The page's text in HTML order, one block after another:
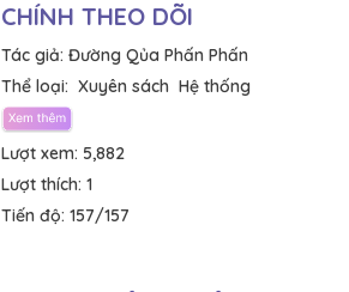
CHÍNH THEO DÕI
Tác giả: Đường Qủa Phấn Phấn
Thể loại: Xuyên sách Hệ thống
Lượt xem: 5,882
Lượt thích: 1
Tiến độ: 157/157